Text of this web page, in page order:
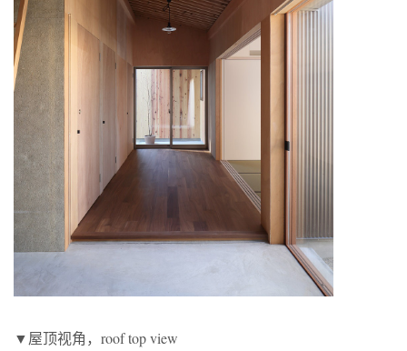
▼屋顶视角，roof top view